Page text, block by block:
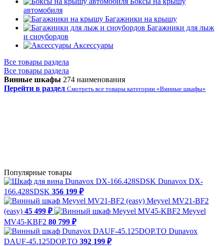
автомобиля
Багажники на крышу
Багажники для лыж
и сноубордов
Аксессуары
Все товары раздела
Все товары раздела
Винные шкафы 274 наименования
Перейти в раздел Смотреть все товары категории «Винные шкафы»
Популярные товары
Dunavox DX-
166.428SDSK 356 199 ₽
Meyvel MV21-BF2
(easy) 45 499 ₽
Meyvel
MV45-KBF2 80 799 ₽
Dunavox
DAUF-45.125DOP.TO 392 199 ₽